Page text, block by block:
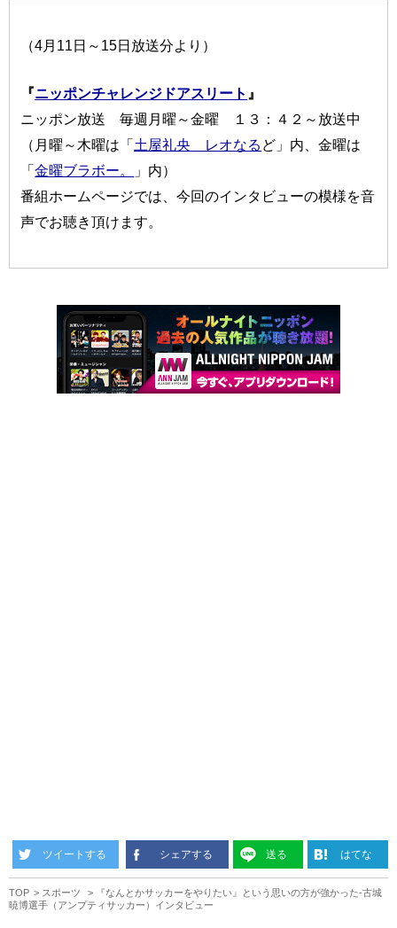
（4月11日～15日放送分より）
『ニッポンチャレンジドアスリート 』
ニッポン放送 毎週月曜～金曜 １３：４２～放送中
（月曜～木曜は「土屋礼央 レオなる ど」内、金曜は
「金曜ブラボー。
」内）
番組ホームページでは、今回のインタビューの模様を音
声でお聴き頂けます。
ツイートする シェアする 送る はてな
TOP スポーツ
『なんとかサッカーをやりたい』という思いの方が強かった-古城
暁博選手（アンプティサッカー）インタビュー